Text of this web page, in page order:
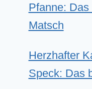
Pfanne:
Matsch
Herzhafter
Speck: Das